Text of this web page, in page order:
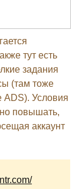
тут есть
задания
(там тоже
ADS). Условия
повышать,
аккаунт